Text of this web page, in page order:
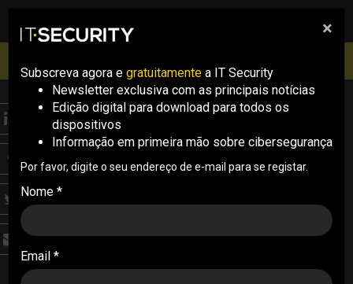
pesquisa
Inscrições abertas
COMPLIANCE
Google introduz
funcionalidade para
combater spam e
proteger privacidade
dos utilizadores
×
Subscreva agora e gratuitamente a IT Security
Newsletter exclusiva com as principais notícias
Edição digital para download para todos os
dispositivos
Informação em primeira mão sobre cibersegurança
Por favor, digite o seu endereço de e-mail para se registar.
Nome *
Email *